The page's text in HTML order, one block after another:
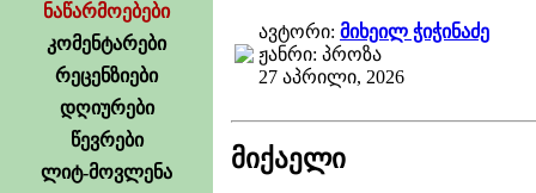
ნაწარმოებები
კომენტარები
რეცენზიები
დღიურები
წევრები
ლიტ-მოვლენა
ავტორი: მიხეილ ჭიჭინაძე
ჟანრი: პროზა
27 აპრილი, 2026
მიქაელი